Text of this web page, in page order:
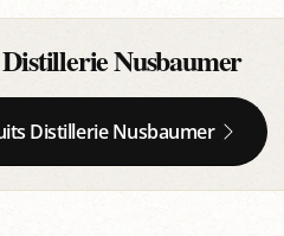
Distillerie Nusbaumer
Distillerie Nusbaumer